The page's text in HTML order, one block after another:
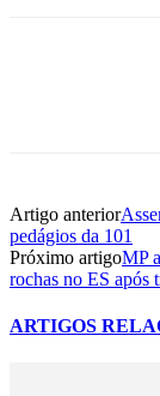
Artigo anterior
pedágios da 101
Próximo artigoMP
rochas no ES após
ARTIGOS